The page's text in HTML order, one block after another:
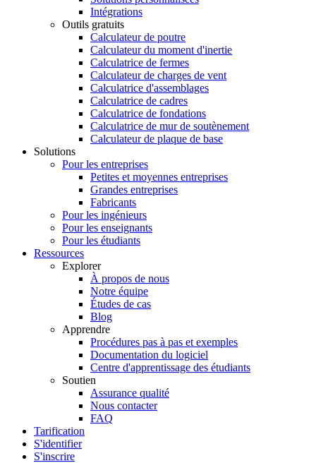
Intégrations
Outils gratuits
Calculateur de poutre
Calculateur du moment d'inertie
Calculatrice de fermes
Calculateur de charges de vent
Calculatrice d'assemblages
Calculatrice de cadres
Calculatrice de fondations
Calculatrice de mur de soutènement
Calculateur de plaque de base
Solutions
Pour les entreprises
Petites et moyennes entreprises
Grandes entreprises
Fabricants
Pour les ingénieurs
Pour les enseignants
Pour les étudiants
Ressources
Explorer
À propos de nous
Notre équipe
Études de cas
Blog
Apprendre
Procédures pas à pas et exemples
Documentation du logiciel
Centre d'apprentissage des étudiants
Soutien
Assurance qualité
Nous contacter
FAQ
Tarification
S'identifier
S'inscrire